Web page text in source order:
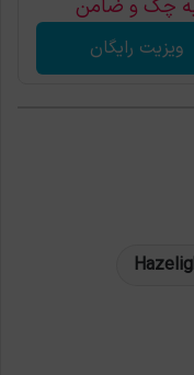
چک و ضامن
ویزیت رایگان